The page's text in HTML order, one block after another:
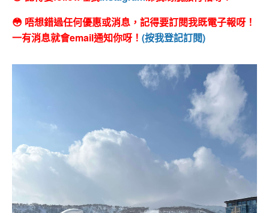
😳 唔想錯過任何優惠或消息，記得要訂閱我既電子報呀！
一有消息就會email通知你呀！ (按我登記訂閱)